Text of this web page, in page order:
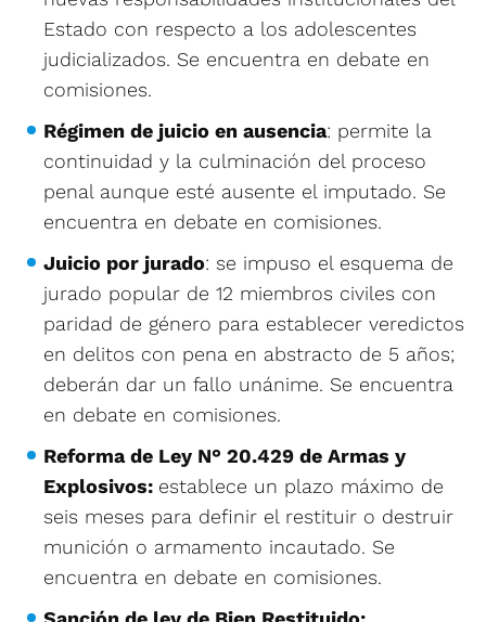
Estado con respecto a los adolescentes
judicializados. Se encuentra en debate en
comisiones.
Régimen de juicio en ausencia: permite la
continuidad y la culminación del proceso
penal aunque esté ausente el imputado. Se
encuentra en debate en comisiones.
Juicio por jurado: se impuso el esquema de
jurado popular de 12 miembros civiles con
paridad de género para establecer veredictos
en delitos con pena en abstracto de 5 años;
deberán dar un fallo unánime. Se encuentra
en debate en comisiones.
Reforma de Ley N° 20.429 de Armas y
Explosivos: establece un plazo máximo de
seis meses para definir el restituir o destruir
munición o armamento incautado. Se
encuentra en debate en comisiones.